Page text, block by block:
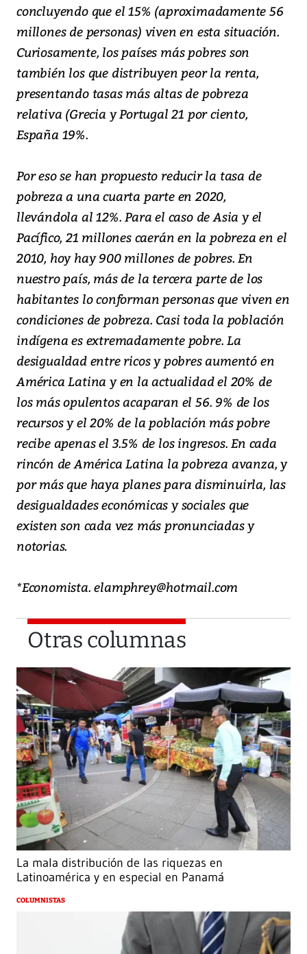
concluyendo que el 15% (aproximadamente 56
millones de personas) viven en esta situación.
Curiosamente, los países más pobres son
también los que distribuyen peor la renta,
presentando tasas más altas de pobreza
relativa (Grecia y Portugal 21 por ciento,
España 19%.
Por eso se han propuesto reducir la tasa de
pobreza a una cuarta parte en 2020,
llevándola al 12%. Para el caso de Asia y el
Pacífico, 21 millones caerán en la pobreza en el
2010, hoy hay 900 millones de pobres. En
nuestro país, más de la tercera parte de los
habitantes lo conforman personas que viven en
condiciones de pobreza. Casi toda la población
indígena es extremadamente pobre. La
desigualdad entre ricos y pobres aumentó en
América Latina y en la actualidad el 20% de
los más opulentos acaparan el 56. 9% de los
recursos y el 20% de la población más pobre
recibe apenas el 3.5% de los ingresos. En cada
rincón de América Latina la pobreza avanza, y
por más que haya planes para disminuirla, las
desigualdades económicas y sociales que
existen son cada vez más pronunciadas y
notorias.
*Economista. elamphrey@hotmail.com
Otras columnas
La mala distribución de las riquezas en
Latinoamérica y en especial en Panamá
COLUMNISTAS